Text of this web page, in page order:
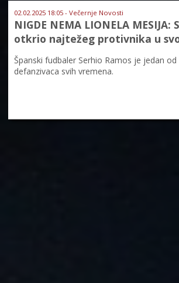
02.02.2025 18:05 - Večernje Novosti
NIGDE NEMA LIONELA MESIJA:
otkrio najtežeg protivnika u
Španski fudbaler Serhio Ramos je jedan od
defanzivaca svih vremena.